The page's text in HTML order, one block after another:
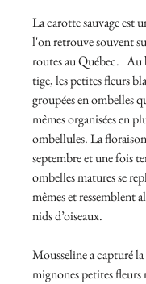
La carotte sauvage est
l'on retrouve souvent
routes au Québec. Au
tige, les petites fleurs
groupées en ombelles
mêmes organisées en
ombellules. La
septembre et une fois
ombelles matures se
mêmes et ressemblent
nids d’oiseaux.
Mousseline a capturé la
mignones petites fleurs